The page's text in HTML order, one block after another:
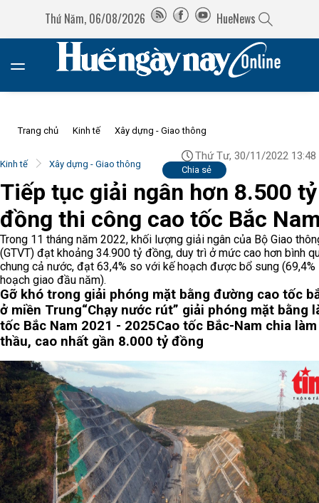
Thứ Năm, 06/08/2026 HueNews
Trang chủ Kinh tế Xây dựng - Giao thông
Kinh tế Xây dựng - Giao thông
Thứ Tư, 30/11/2022 13:48
Chia sẻ
Tiếp tục giải ngân hơn 8.500 tỷ
đồng thi công cao tốc Bắc
Trong 11 tháng năm 2022, khối lượng giải ngân của Bộ Giao
(GTVT) đạt khoảng 34.900 tỷ đồng, duy trì ở mức cao hơn bình
chung cả nước, đạt 63,4% so với kế hoạch được bổ sung (69,4%
hoạch giao đầu năm).
Gỡ khó trong giải phóng mặt bằng đường cao tốc
ở miền Trung“Chạy nước rút” giải phóng mặt bằng
tốc Bắc Nam 2021 - 2025Cao tốc Bắc-Nam chia
thầu, cao nhất gần 8.000 tỷ đồng